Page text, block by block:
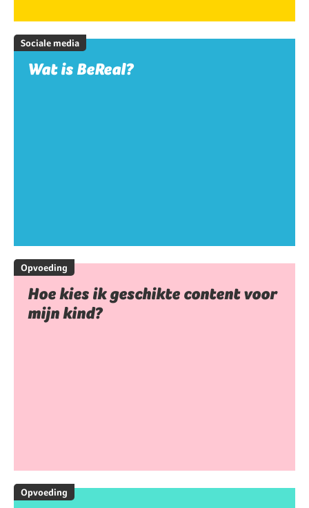
Sociale media
Wat is BeReal?
Opvoeding
Hoe kies ik geschikte content voor
mijn kind?
Opvoeding